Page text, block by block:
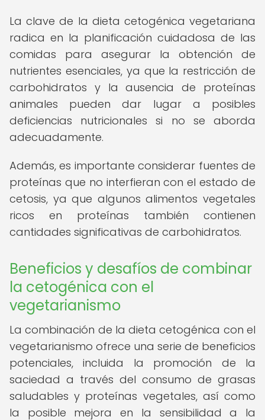
La clave de la dieta cetogénica vegetariana
radica en la planificación cuidadosa de las
comidas para asegurar la obtención de
nutrientes esenciales, ya que la restricción de
carbohidratos y la ausencia de proteínas
animales pueden dar lugar a posibles
deficiencias nutricionales si no se aborda
adecuadamente.
Además, es importante considerar fuentes de
proteínas que no interfieran con el estado de
cetosis, ya que algunos alimentos vegetales
ricos en proteínas también contienen
cantidades significativas de carbohidratos.
Beneficios y desafíos de combinar
la cetogénica con el
vegetarianismo
La combinación de la dieta cetogénica con el
vegetarianismo ofrece una serie de beneficios
potenciales, incluida la promoción de la
saciedad a través del consumo de grasas
saludables y proteínas vegetales, así como
la posible mejora en la sensibilidad a la